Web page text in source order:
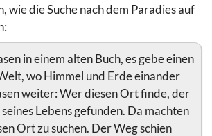
wie die Suche nach dem Paradies auf
in einem alten Buch, es gebe einen
wo Himmel und Erde einander
weiter: Wer diesen Ort finde, der
Lebens gefunden. Da machten
Ort zu suchen. Der Weg schien